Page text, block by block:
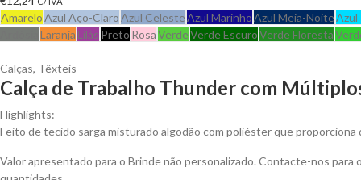
AmareloAzul Aço-ClaroAzul CelesteAzul MarinhoAzul Meia-NoiteAzul
Laranja Lilás Preto RosaVerdeVerde EscuroVerde Floresta
Calças, Têxteis
Calça de Trabalho Thunder com
Highlights:
Feito de tecido sarga misturado algodão com poliéster que proporciona
Valor apresentado para o Brinde não personalizado. Contacte-nos